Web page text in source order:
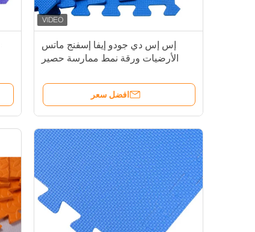
إس إس دي جودو إيفا إسفنج ماتس
الأرضيات ورقة نمط ممارسة حصير
افضل سعر